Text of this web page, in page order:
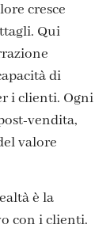
cresce
Qui
di
i clienti. Ogni
vendita,
valore
è la
con i clienti.